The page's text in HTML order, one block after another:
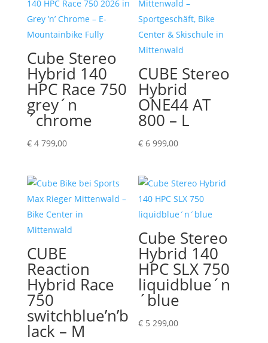
Cube Stereo
Hybrid 140
HPC Race 750
grey´n
´chrome
€4 799,00
CUBE Stereo
Hybrid
ONE44 AT
800 – L
€ 6 999,00
CUBE
Reaction
Hybrid Race
750
switchblue’n’b
lack – M
Cube Stereo
Hybrid 140
HPC SLX 750
liquidblue´n
´blue
€ 5 299,00